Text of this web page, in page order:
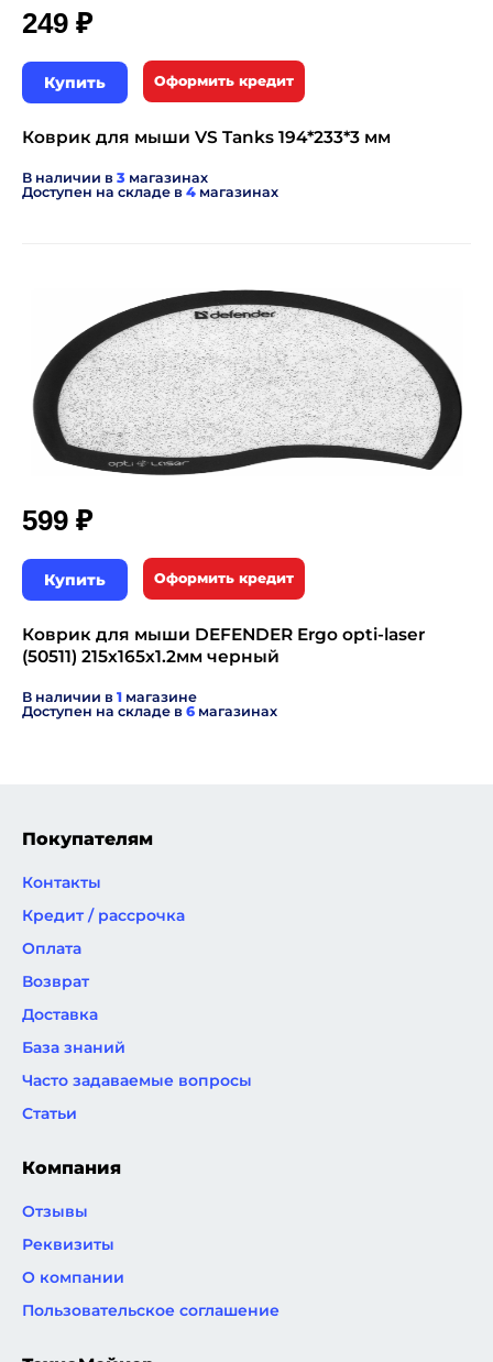
249 ₽
Купить Оформить кредит
Коврик для мыши VS Tanks 194*233*3 мм
В наличии в 3 магазинах
Доступен на складе в 4 магазинах
599 ₽
Купить Оформить кредит
Коврик для мыши DEFENDER Ergo opti-laser
(50511) 215х165х1.2мм черный
В наличии в 1 магазине
Доступен на складе в 6 магазинах
Покупателям
Контакты
Кредит / рассрочка
Оплата
Возврат
Доставка
База знаний
Часто задаваемые вопросы
Статьи
Компания
Отзывы
Реквизиты
О компании
Пользовательское соглашение